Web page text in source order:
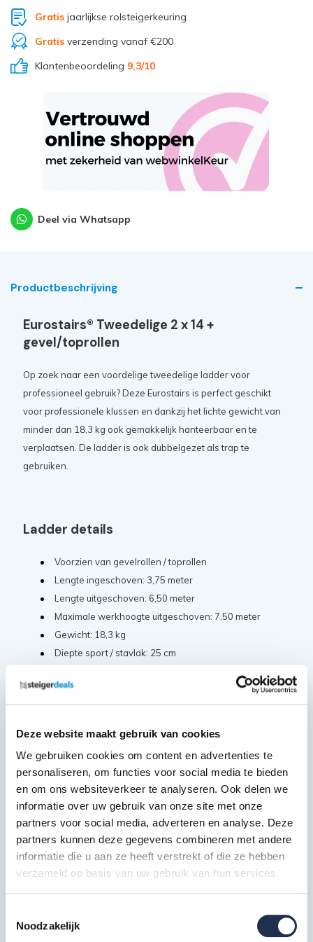
Deze website maakt gebruik van cookies
We gebruiken cookies om content en advertenties te
personaliseren, om functies voor social media te bieden
en om ons websiteverkeer te analyseren. Ook delen we
informatie over uw gebruik van onze site met onze
partners voor social media, adverteren en analyse. Deze
partners kunnen deze gegevens combineren met andere
informatie die u aan ze heeft verstrekt of die ze hebben
verzameld op basis van uw gebruik van hun services.
Noodzakelijk
Gratisjaarlijkse rolsteigerkeuring
Gratisverzending vanaf €200
Klantenbeoordeling 9,3/10
Deel via Whatsapp
Productbeschrijving
Eurostairs® Tweedelige 2 x 14 +
gevel/toprollen
Op zoek naar een voordelige tweedelige ladder voor
professioneel gebruik? Deze Eurostairs is perfect geschikt
voor professionele klussen en dankzij het lichte gewicht van
minder dan 18,3 kg ook gemakkelijk hanteerbaar en te
verplaatsen. De ladder is ook dubbelgezet als trap te
gebruiken.
Ladder details
Voorzien van gevelrollen / toprollen
Lengte ingeschoven: 3,75 meter
Lengte uitgeschoven: 6,50 meter
Maximale werkhoogte uitgeschoven: 7,50 meter
Gewicht: 18,3 kg
Diepte sport / stavlak: 25 cm
Extra brede sporten: 40 mm
Ergonomisch profiel
Extra informatie
Kan in A-stand gezet worden
Voldoet aan EN 131,Warenwet besluit draagbaar
klimmaterieel en VGS
Geanodiseerd aluminium uitvoering mogelijk: geeft niet
5 jaar garantie